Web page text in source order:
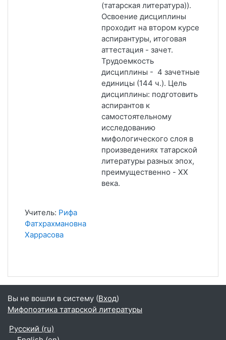
(татарская литература)).
Освоение дисциплины
проходит на втором курсе
аспирантуры, итоговая
аттестация - зачет.
Трудоемкость
дисциплины - 4 зачетные
единицы (144 ч.). Цель
дисциплины: подготовить
аспирантов к
самостоятельному
исследованию
мифологического слоя в
произведениях татарской
литературы разных эпох,
преимущественно - XX
века.
Учитель: Рифа
Фатхрахмановна
Харрасова
Вы не вошли в систему (Вход)
Мифопоэтика татарской литературы
Русский ‎(ru)‎